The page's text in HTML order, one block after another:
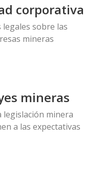
corporativa
sobre las
mineras
mineras
legislación minera
a las expectativas